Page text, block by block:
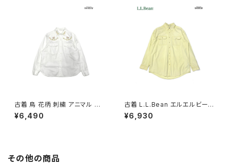
古着 鳥 花柄 刺繍 アニマル コッ
トン100％ 長袖 シャツ 白 (ttu2
602024)
¥6,490
古着 L.L.Bean エルエルビーン
無地 コットン100％ 長袖 シャツ
黄 (ttu2603109)
¥6,930
その他の商品